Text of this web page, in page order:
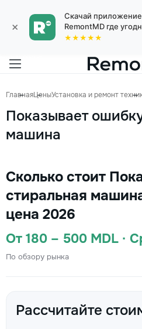
×
Скачай
RemontMD где
★★★★★
ГлавнаяЦеныУстановка и ремонт
Показывает
машина
Сколько стоит
стиральная
цена 2026
От 180 – 500 MDL ·
По обзору рынка
Рассчитайте